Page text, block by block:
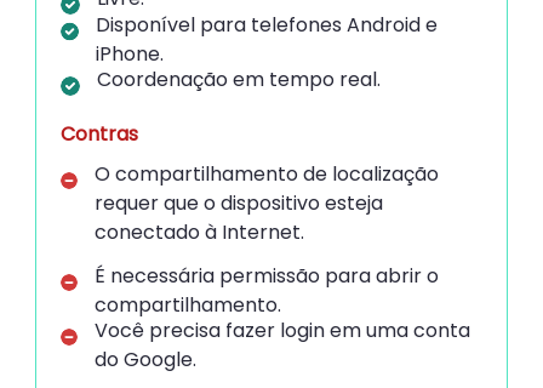
Disponível para telefones Android e
iPhone.
Coordenação em tempo real.
Contras
O compartilhamento de localização
requer que o dispositivo esteja
conectado à Internet.
É necessária permissão para abrir o
compartilhamento.
Você precisa fazer login em uma conta
do Google.